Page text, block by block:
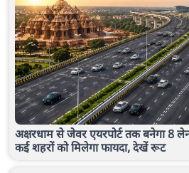
अक्षरधाम से जेवर एयरपोर्ट तक बनेगा 8
कई शहरों को मिलेगा फायदा, देखें रूट